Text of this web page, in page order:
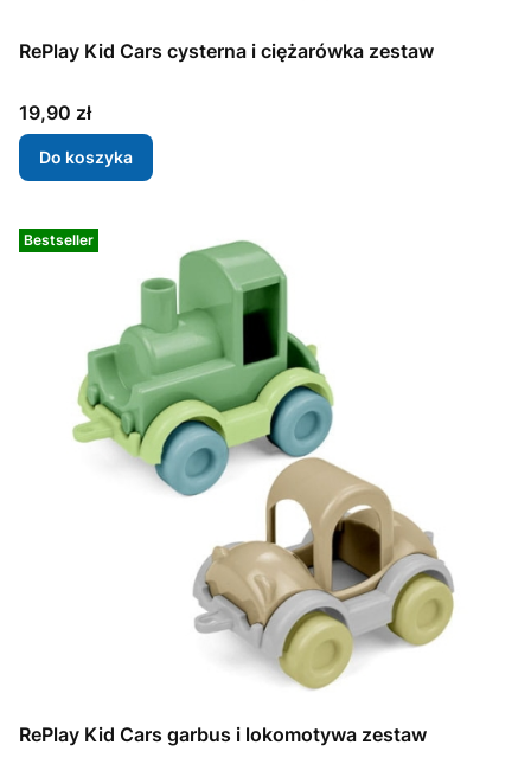
RePlay Kid Cars cysterna i ciężarówka zestaw
Cena
19,90 zł
Do koszyka
Bestseller
RePlay Kid Cars garbus i lokomotywa zestaw